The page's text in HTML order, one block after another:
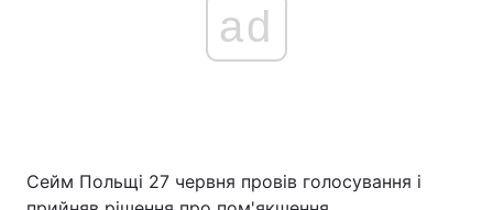
ad
Сейм Польщі 27 червня провів голосування і